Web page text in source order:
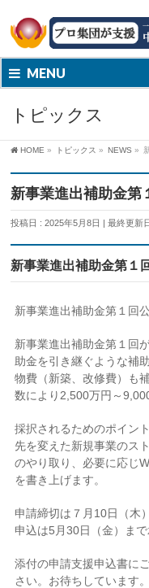
MENU
トピックス
HOME » トピックス » NEWS »
新事業進出補助金第
投稿日 : 2025年5月8日 最終更新
新事業進出補助金第１
新事業進出補助金第１回
新事業進出補助金第１回
助金を引き継ぐような補
物費（新築、改修費）も
数により2,500万円～
採択されるためのポイン
先を変えた新規事業のス
のやり取り、必要に応じ
を書き上げます。
申請締切は７月10日（木
申込は5月30日（金）まで
添付の申請支援申込書に
さい。お待ちしています。